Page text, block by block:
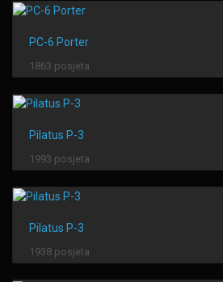
PC-6 Porter
1863 posjeta
Pilatus P-3
1993 posjeta
Pilatus P-3
1938 posjeta